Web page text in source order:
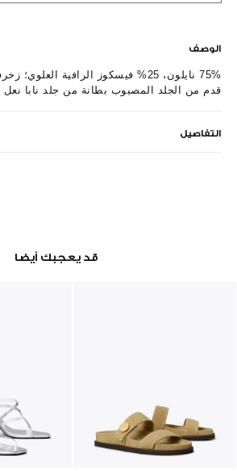
الوصف
75% نايلون، 25% فيسكوز الرافية
قدم من الجلد المصبوب بطانة من جلد نابا
التفاصيل
قد يعجبك أيضا